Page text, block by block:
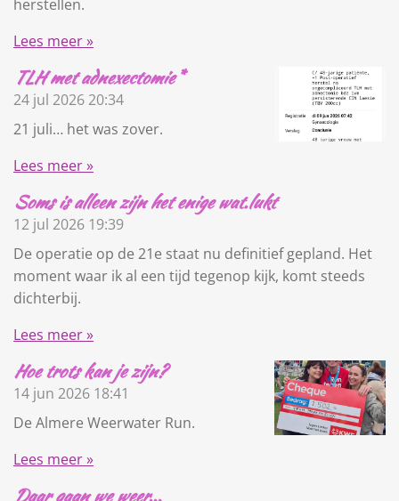
herstellen.
Lees meer »
TLH met adnexectomie*
24 jul 2026 20:34
21 juli… het was zover.
Lees meer »
Soms is alleen zijn het enige wat.lukt
12 jul 2026 19:39
De operatie op de 21e staat nu definitief gepland. Het
moment waar ik al een tijd tegenop kijk, komt steeds
dichterbij.
Lees meer »
Hoe trots kan je zijn?
14 jun 2026 18:41
De Almere Weerwater Run.
Lees meer »
Daar gaan we weer...